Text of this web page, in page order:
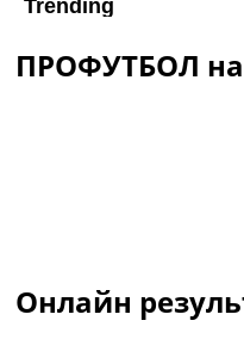
ПРОФУТБОЛ на
Онлайн